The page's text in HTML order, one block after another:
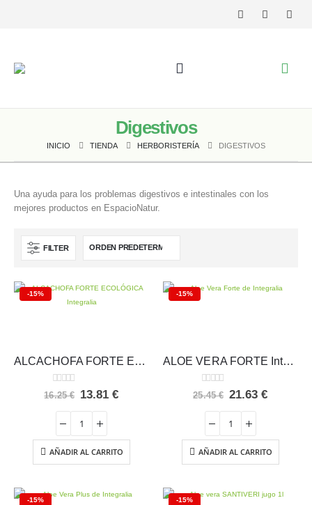
Digestivos
INICIO TIENDA HERBORISTERÍA DIGESTIVOS
Una ayuda para los problemas digestivos e intestinales con los
mejores productos en EspacioNatur.
FILTER
-15%
ALCACHOFA FORTE ECOLÓGICA Integralia
0 out of 5
16.25€ El
era:
16.25 €.
13.81€El
13.81 €.
AÑADIR AL CARRITO
-15%
ALOE VERA FORTE Integralia
0 out of 5
25.45€ El
era:
25.45 €.
21.63€El
21.63 €.
AÑADIR AL CARRITO
-15% -15%